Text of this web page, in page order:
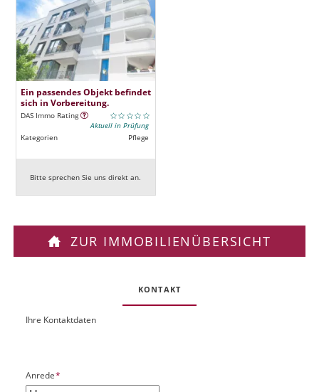
Ein passendes Objekt befindet
sich in Vorbereitung.
DAS Immo Rating
Aktuell in Prüfung
Kategorien
Pflege
Bitte sprechen Sie uns direkt an.
ZUR IMMOBILIENÜBERSICHT
KONTAKT
O
k
UIhre Kontaktdaten
P
f
Anrede*